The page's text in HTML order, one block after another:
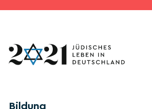
Bildung